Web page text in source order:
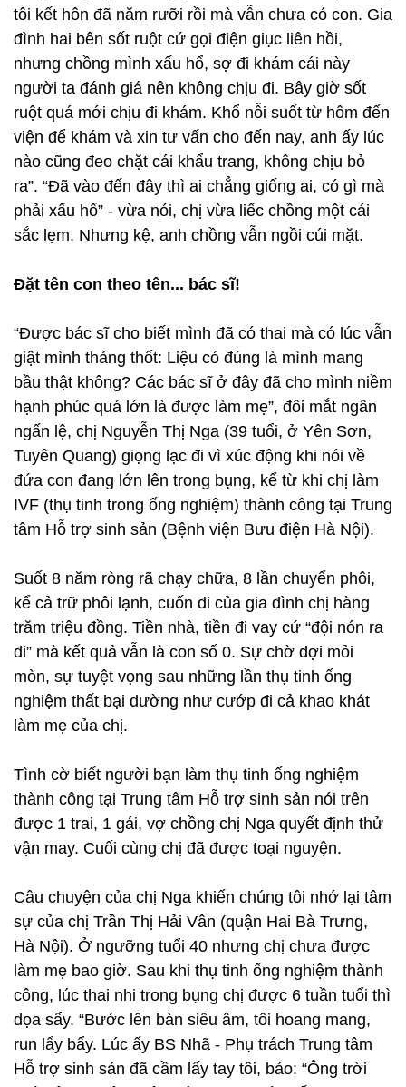
tôi kết hôn đã năm rưỡi rồi mà vẫn chưa có con. Gia
đình hai bên sốt ruột cứ gọi điện giục liên hồi,
nhưng chồng mình xấu hổ, sợ đi khám cái này
người ta đánh giá nên không chịu đi. Bây giờ sốt
ruột quá mới chịu đi khám. Khổ nỗi suốt từ hôm đến
viện để khám và xin tư vấn cho đến nay, anh ấy lúc
nào cũng đeo chặt cái khẩu trang, không chịu bỏ
ra”. “Đã vào đến đây thì ai chẳng giống ai, có gì mà
phải xấu hổ” - vừa nói, chị vừa liếc chồng một cái
sắc lẹm. Nhưng kệ, anh chồng vẫn ngồi cúi mặt.
Đặt tên con theo tên... bác sĩ!
“Được bác sĩ cho biết mình đã có thai mà có lúc vẫn
giật mình thảng thốt: Liệu có đúng là mình mang
bầu thật không? Các bác sĩ ở đây đã cho mình niềm
hạnh phúc quá lớn là được làm mẹ”, đôi mắt ngân
ngấn lệ, chị Nguyễn Thị Nga (39 tuổi, ở Yên Sơn,
Tuyên Quang) giọng lạc đi vì xúc động khi nói về
đứa con đang lớn lên trong bụng, kể từ khi chị làm
IVF (thụ tinh trong ống nghiệm) thành công tại Trung
tâm Hỗ trợ sinh sản (Bệnh viện Bưu điện Hà Nội).
Suốt 8 năm ròng rã chạy chữa, 8 lần chuyển phôi,
kể cả trữ phôi lạnh, cuốn đi của gia đình chị hàng
trăm triệu đồng. Tiền nhà, tiền đi vay cứ “đội nón ra
đi” mà kết quả vẫn là con số 0. Sự chờ đợi mỏi
mòn, sự tuyệt vọng sau những lần thụ tinh ống
nghiệm thất bại dường như cướp đi cả khao khát
làm mẹ của chị.
Tình cờ biết người bạn làm thụ tinh ống nghiệm
thành công tại Trung tâm Hỗ trợ sinh sản nói trên
được 1 trai, 1 gái, vợ chồng chị Nga quyết định thử
vận may. Cuối cùng chị đã được toại nguyện.
Câu chuyện của chị Nga khiến chúng tôi nhớ lại tâm
sự của chị Trần Thị Hải Vân (quận Hai Bà Trưng,
Hà Nội). Ở ngưỡng tuổi 40 nhưng chị chưa được
làm mẹ bao giờ. Sau khi thụ tinh ống nghiệm thành
công, lúc thai nhi trong bụng chị được 6 tuần tuổi thì
dọa sẩy. “Bước lên bàn siêu âm, tôi hoang mang,
run lẩy bẩy. Lúc ấy BS Nhã - Phụ trách Trung tâm
Hỗ trợ sinh sản đã cầm lấy tay tôi, bảo: “Ông trời